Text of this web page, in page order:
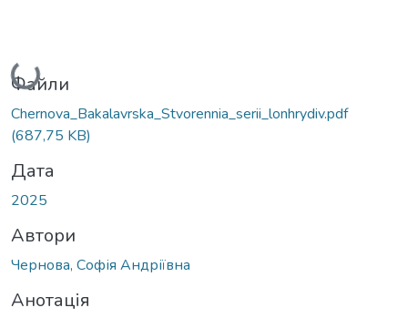
Вантажиться...
Файли
Chernova_Bakalavrska_Stvorennia_serii_lonhrydiv.pdf
(687,75 KB)
Дата
2025
Автори
Чернова, Софія Андріївна
Анотація